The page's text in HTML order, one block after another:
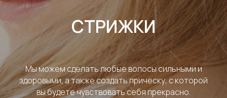
СТРИЖКИ
Мы можем сделать любые волосы сильными и
здоровыми, а также создать прическу, с которой
вы будете чувствовать себя прекрасно.